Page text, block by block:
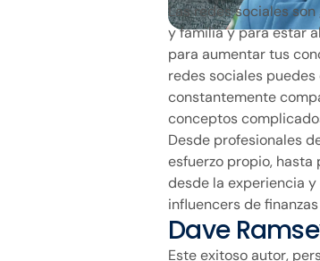
Las redes sociales
y familia y para estar
para aumentar tus
redes sociales
constantemente
conceptos
Desde profesionales
esfuerzo propio,
desde la experiencia
influencers de
Dave
Este exitoso autor,